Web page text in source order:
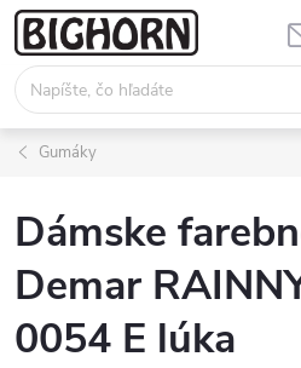
Prejsť
na
obsah
Gumáky
Dámske
Demar
0054 E lúka